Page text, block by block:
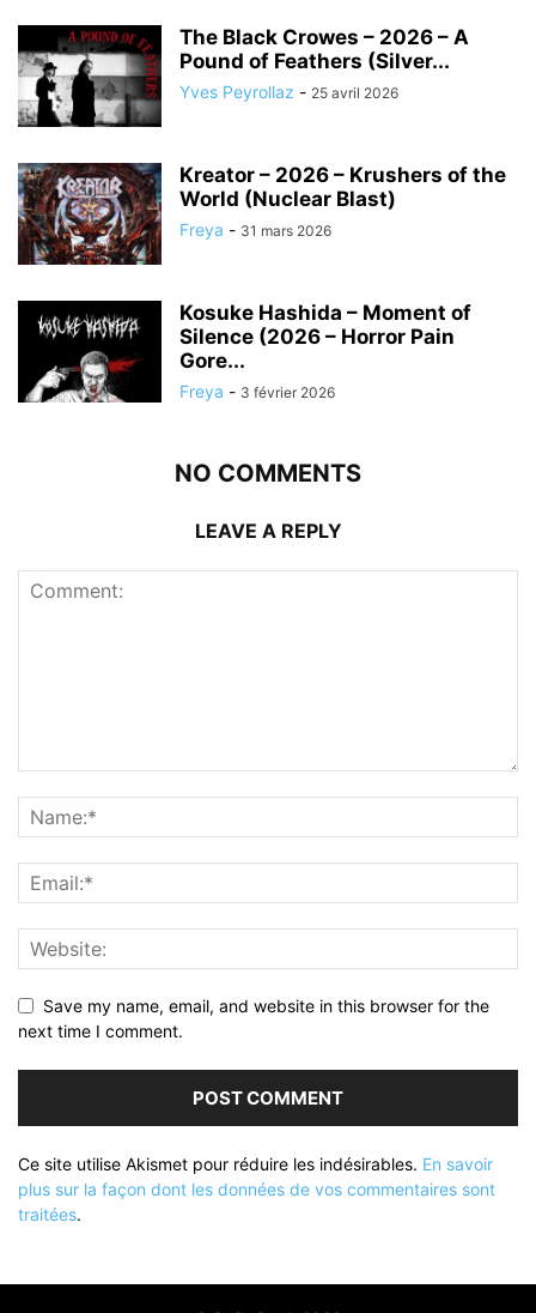
The Black Crowes – 2026 – A
Pound of Feathers (Silver...
Yves Peyrollaz - 25 avril 2026
Kreator – 2026 – Krushers of the
World (Nuclear Blast)
Freya - 31 mars 2026
Kosuke Hashida – Moment of
Silence (2026 – Horror Pain
Gore...
Freya - 3 février 2026
NO COMMENTS
LEAVE A REPLY
Save my name, email, and website in this browser for the
next time I comment.
Ce site utilise Akismet pour réduire les indésirables. En savoir
plus sur la façon dont les données de vos commentaires sont
traitées.